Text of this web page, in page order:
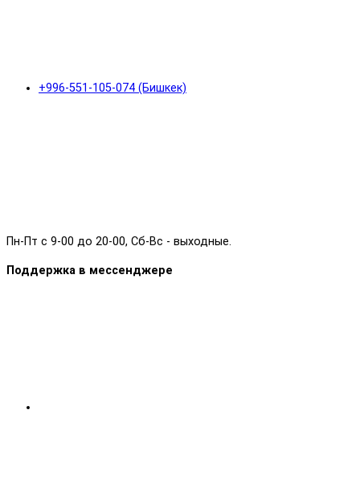
+996-551-105-074 (Бишкек)
Пн-Пт с 9-00 до 20-00, Сб-Вс - выходные.
Поддержка в мессенджере